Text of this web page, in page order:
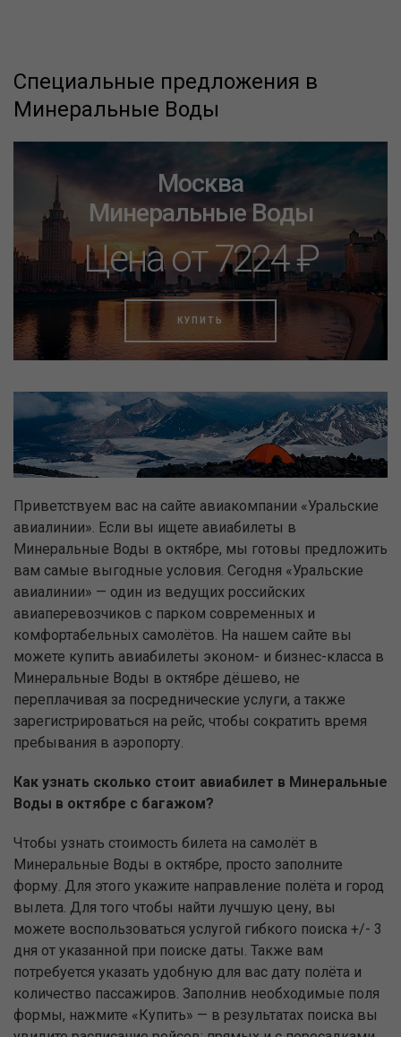
Специальные предложения в
Минеральные Воды
Москва
Минеральные Воды
Цена от 7224 ₽
КУПИТЬ
Приветствуем вас на сайте авиакомпании «Уральские
авиалинии». Если вы ищете авиабилеты в
Минеральные Воды в октябре, мы готовы предложить
вам самые выгодные условия. Сегодня «Уральские
авиалинии» — один из ведущих российских
авиаперевозчиков с парком современных и
комфортабельных самолётов. На нашем сайте вы
можете купить авиабилеты эконом- и бизнес-класса в
Минеральные Воды в октябре дёшево, не
переплачивая за посреднические услуги, а также
зарегистрироваться на рейс, чтобы сократить время
пребывания в аэропорту.
Как узнать сколько стоит авиабилет в Минеральные
Воды в октябре с багажом?
Чтобы узнать стоимость билета на самолёт в
Минеральные Воды в октябре, просто заполните
форму. Для этого укажите направление полёта и город
вылета. Для того чтобы найти лучшую цену, вы
можете воспользоваться услугой гибкого поиска +/- 3
дня от указанной при поиске даты. Также вам
потребуется указать удобную для вас дату полёта и
количество пассажиров. Заполнив необходимые поля
формы, нажмите «Купить» — в результатах поиска вы